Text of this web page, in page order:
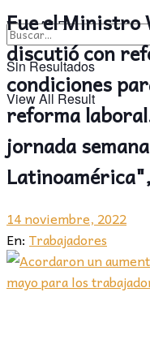
View All Result
Sin Resultados
View All Result
Fue el Ministro
discutió con
condiciones
reforma
jornada
14 noviembre, 2022
En: Trabajadores